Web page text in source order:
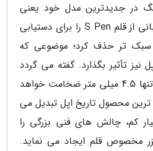
در جدیدترین مدل خود یعنی
گلکسی زد فولد 7، پشتیبانی از قلم S Pen را برای دستیابی
سبک تر حذف کرد؛ موضوعی که
تأثیر بگذارد. گفته می گردد
آیفون تاشو در حالت باز تنها 4.5 میلی متر ضخامت خواهد
محصول تاریخ اپل تبدیل می
کم، چالش های فنی بزرگی را
مخصوص قلم ایجاد می نماید.